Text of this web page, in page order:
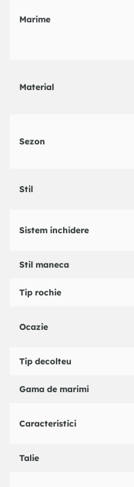
Marime
Material
Sezon
Stil
Sistem inchidere
Stil maneca
Tip rochie
Ocazie
Tip decolteu
Gama de marimi
Caracteristici
Talie